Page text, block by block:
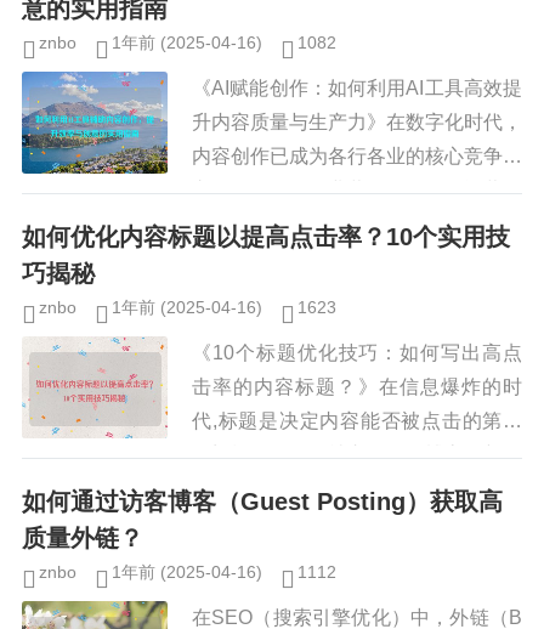
意的实用指南
znbo 1年前 (2025-04-16) 1082
《AI赋能创作：如何利用AI工具高效提
升内容质量与生产力》在数字化时代，
内容创作已成为各行各业的核心竞争力
之一，无论是企业营销、自媒体运营，
还是学术写作，高质量的内容都能有效
如何优化内容标题以提高点击率？10个实用技
巧揭秘
znbo 1年前 (2025-04-16) 1623
《10个标题优化技巧：如何写出高点
击率的内容标题？》在信息爆炸的时
代,标题是决定内容能否被点击的第一
道门槛，无论是社交媒体、博客、新闻
网站，还是视频平台，一个吸引人的标
如何通过访客博客（Guest Posting）获取高
质量外链？
znbo 1年前 (2025-04-16) 1112
在SEO（搜索引擎优化）中，外链（B